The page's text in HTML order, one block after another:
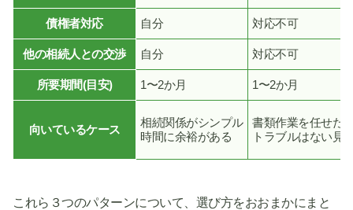
債権者対応 自分 対応不可
他の相続人との交渉 自分 対応不可
所要期間(目安) 1〜2か月 1〜2か月
向いているケース
相続関係がシンプル
時間に余裕がある
書類作業を任せた
トラブルはない見
これら３つのパターンについて、選び方をおおまかにまと